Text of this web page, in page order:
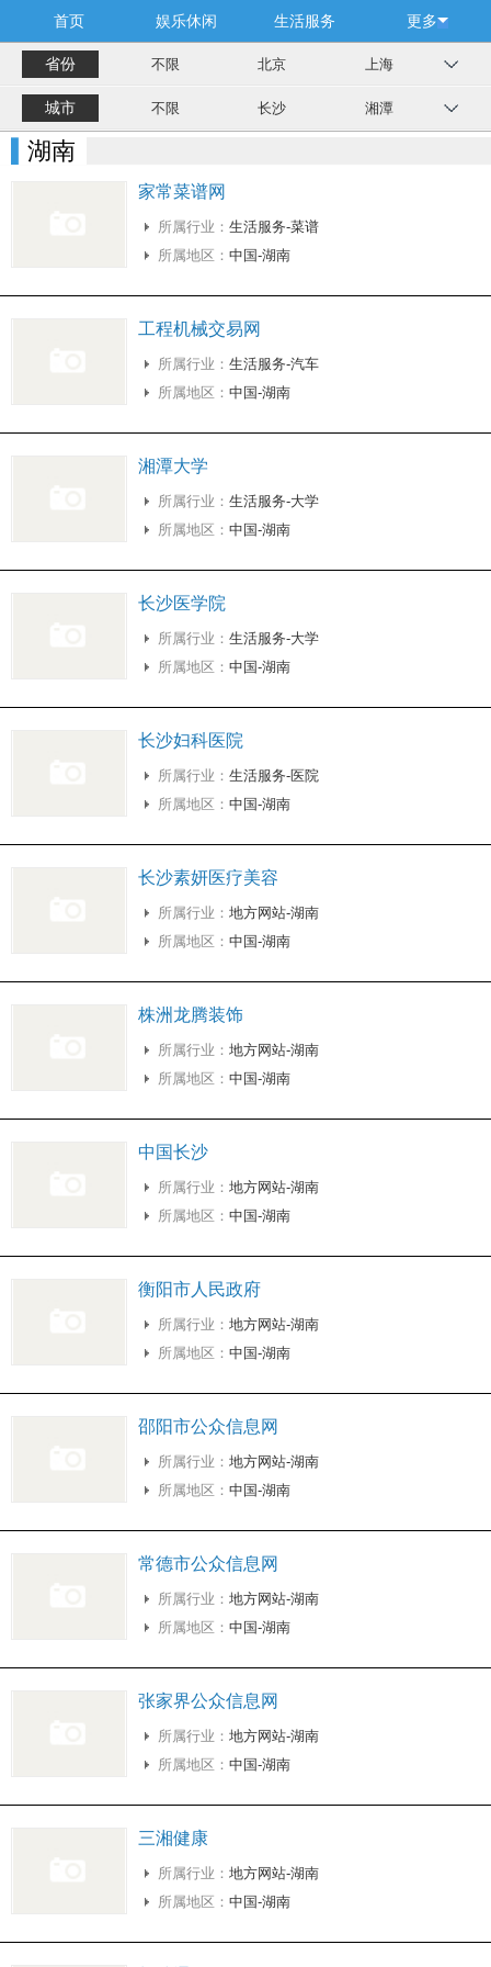
首页 娱乐休闲 生活服务 更多
省份 不限 北京 上海
城市 不限 长沙 湘潭
湖南
家常菜谱网
所属行业： 生活服务-菜谱
所属地区： 中国-湖南
工程机械交易网
所属行业： 生活服务-汽车
所属地区： 中国-湖南
湘潭大学
所属行业： 生活服务-大学
所属地区： 中国-湖南
长沙医学院
所属行业： 生活服务-大学
所属地区： 中国-湖南
长沙妇科医院
所属行业： 生活服务-医院
所属地区： 中国-湖南
长沙素妍医疗美容
所属行业： 地方网站-湖南
所属地区： 中国-湖南
株洲龙腾装饰
所属行业： 地方网站-湖南
所属地区： 中国-湖南
中国长沙
所属行业： 地方网站-湖南
所属地区： 中国-湖南
衡阳市人民政府
所属行业： 地方网站-湖南
所属地区： 中国-湖南
邵阳市公众信息网
所属行业： 地方网站-湖南
所属地区： 中国-湖南
常德市公众信息网
所属行业： 地方网站-湖南
所属地区： 中国-湖南
张家界公众信息网
所属行业： 地方网站-湖南
所属地区： 中国-湖南
三湘健康
所属行业： 地方网站-湖南
所属地区： 中国-湖南